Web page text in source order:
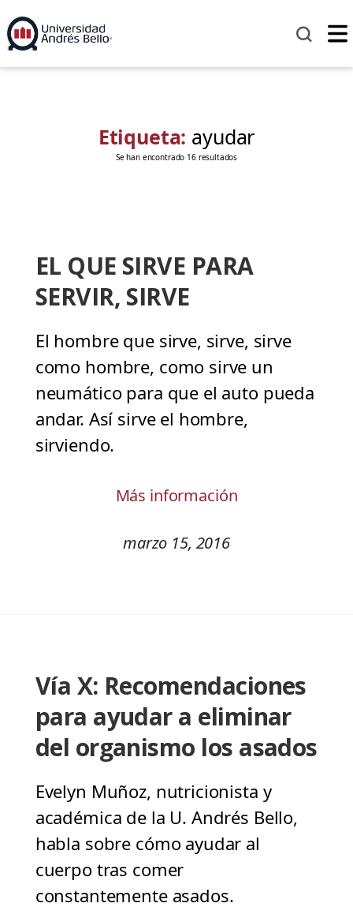
Etiqueta: ayudar
Se han encontrado 16 resultados
EL QUE SIRVE PARA
SERVIR, SIRVE
El hombre que sirve, sirve, sirve
como hombre, como sirve un
neumático para que el auto pueda
andar. Así sirve el hombre,
sirviendo.
Más información
marzo 15, 2016
Vía X: Recomendaciones
para ayudar a eliminar
del organismo los asados
Evelyn Muñoz, nutricionista y
académica de la U. Andrés Bello,
habla sobre cómo ayudar al
cuerpo tras comer
constantemente asados.